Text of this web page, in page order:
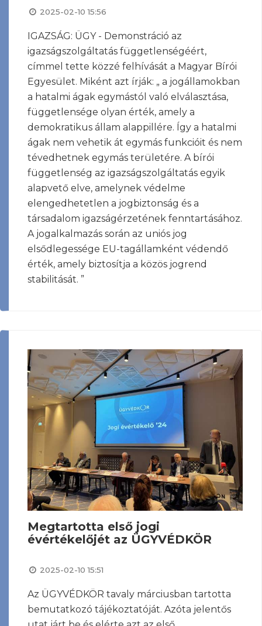
2025-02-10 15:56
IGAZSÁG: ÜGY - Demonstráció az
igazságszolgáltatás függetlenségéért,
címmel tette közzé felhívását a Magyar Bírói
Egyesület. Miként azt írják: „ a jogállamokban
a hatalmi ágak egymástól való elválasztása,
függetlensége olyan érték, amely a
demokratikus állam alappillére. Így a hatalmi
ágak nem vehetik át egymás funkcióit és nem
tévedhetnek egymás területére. A bírói
függetlenség az igazságszolgáltatás egyik
alapvető elve, amelynek védelme
elengedhetetlen a jogbiztonság és a
társadalom igazságérzetének fenntartásához.
A jogalkalmazás során az uniós jog
elsődlegessége EU-tagállamként védendő
érték, amely biztosítja a közös jogrend
stabilitását. ”
Megtartotta első jogi
évértékelőjét az ÜGYVÉDKÖR
2025-02-10 15:51
Az ÜGYVÉDKÖR tavaly márciusban tartotta
bemutatkozó tájékoztatóját. Azóta jelentős